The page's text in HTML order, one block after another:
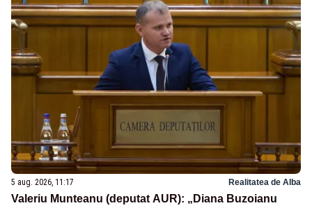
5 aug. 2026, 11:17 Realitatea de Alba
Valeriu Munteanu (deputat AUR): „Diana Buzoianu